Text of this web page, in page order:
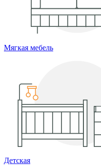
Мягкая мебель
Детская